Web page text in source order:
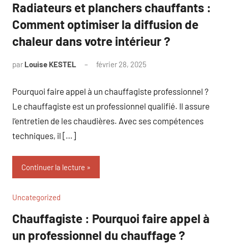
Radiateurs et planchers chauffants :
Comment optimiser la diffusion de
chaleur dans votre intérieur ?
par Louise KESTEL février 28, 2025
Pourquoi faire appel à un chauffagiste professionnel ?
Le chauffagiste est un professionnel qualifié. Il assure
l’entretien de les chaudières. Avec ses compétences
techniques, il […]
Continuer la lecture
Uncategorized
Chauffagiste : Pourquoi faire appel à
un professionnel du chauffage ?